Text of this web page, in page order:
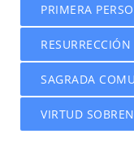
PRIMERA
SAGRADA
VIRTUD